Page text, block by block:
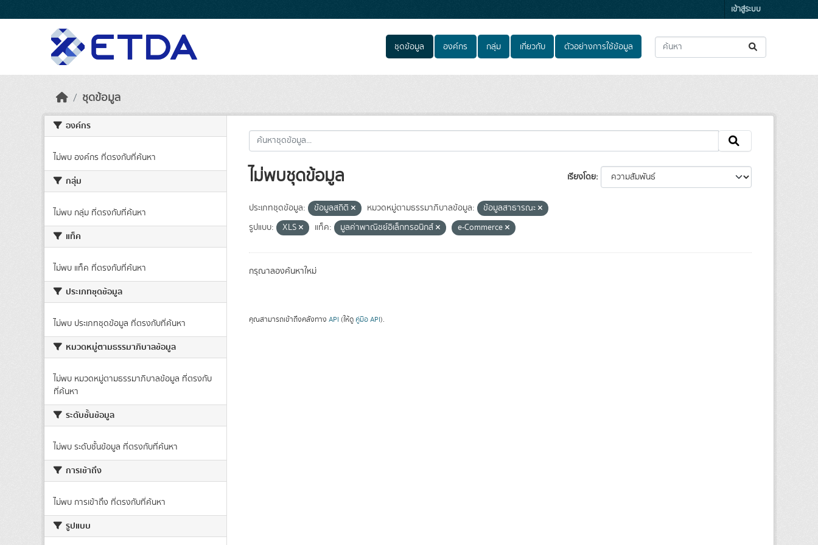
เข้าสู่ระบบ
ชุดข้อมูล องค์กร กลุ่ม เกี่ยวกับ ตัวอย่างการใช้ข้อมูล
ชุดข้อมูล
องค์กร
ไม่พบ องค์กร ที่ตรงกับที่ค้นหา
กลุ่ม
ไม่พบ กลุ่ม ที่ตรงกับที่ค้นหา
แท็ค
ไม่พบ แท็ค ที่ตรงกับที่ค้นหา
ประเภทชุดข้อมูล
ไม่พบ ประเภทชุดข้อมูล ที่ตรงกับที่ค้นหา
หมวดหมู่ตามธรรมาภิบาลข้อมูล
ไม่พบ หมวดหมู่ตามธรรมาภิบาลข้อมูล ที่ตรงกับ
ที่ค้นหา
ระดับชั้นข้อมูล
ไม่พบ ระดับชั้นข้อมูล ที่ตรงกับที่ค้นหา
การเข้าถึง
ไม่พบ การเข้าถึง ที่ตรงกับที่ค้นหา
รูปแบบ
เรียงโดย
ไม่พบชุดข้อมูล
ประเภทชุดข้อมูล: ข้อมูลสถิติ หมวดหมู่ตามธรรมาภิบาลข้อมูล:
ข้อมูลสาธารณะ
รูปแบบ:
XLS แท็ค: มูลค่าพาณิชย์อิเล็กทรอนิกส์ e-Commerce
กรุณาลองค้นหาใหม่
คุณสามารถเข้าถึงคลังทาง API (ให้ดู คู่มือ API).